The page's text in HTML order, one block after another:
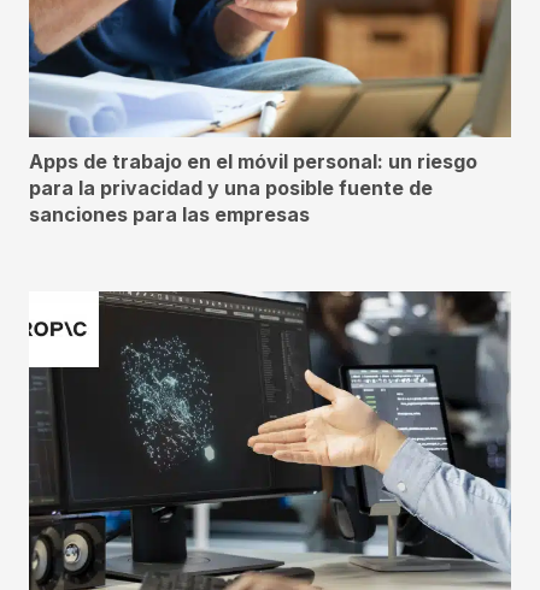
Apps de trabajo en el móvil personal: un riesgo
para la privacidad y una posible fuente de
sanciones para las empresas